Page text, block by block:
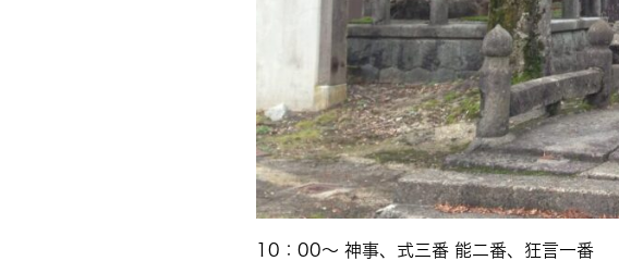
10：00～ 神事、式三番 能二番、狂言一番